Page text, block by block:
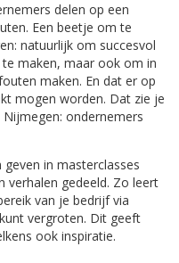
delen op een
Een beetje om te
natuurlijk om succesvol
maken, maar ook om in
maken. En dat er op
mogen worden. Dat zie je
ondernemers
in masterclasses
verhalen gedeeld. Zo leert
van je bedrijf via
vergroten. Dit geeft
ook inspiratie.